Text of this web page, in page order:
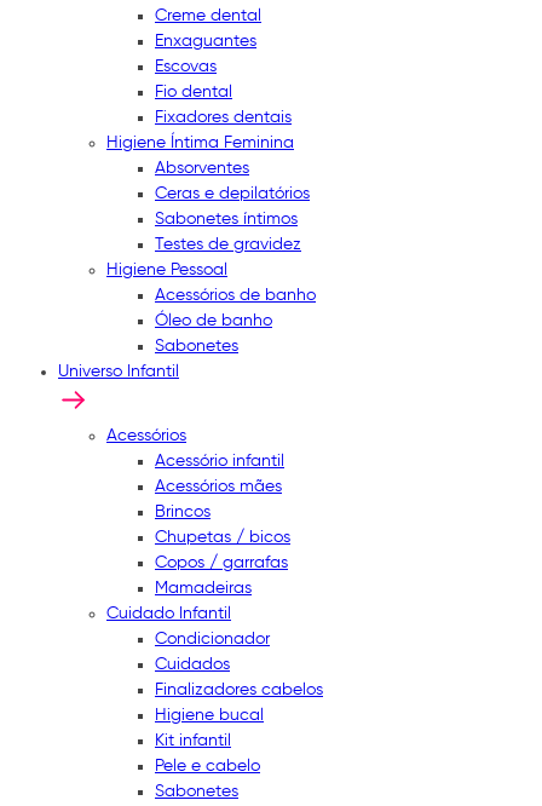
Creme dental
Enxaguantes
Escovas
Fio dental
Fixadores dentais
Higiene Íntima Feminina
Absorventes
Ceras e depilatórios
Sabonetes íntimos
Testes de gravidez
Higiene Pessoal
Acessórios de banho
Óleo de banho
Sabonetes
Universo Infantil
Acessórios
Acessório infantil
Acessórios mães
Brincos
Chupetas / bicos
Copos / garrafas
Mamadeiras
Cuidado Infantil
Condicionador
Cuidados
Finalizadores cabelos
Higiene bucal
Kit infantil
Pele e cabelo
Sabonetes